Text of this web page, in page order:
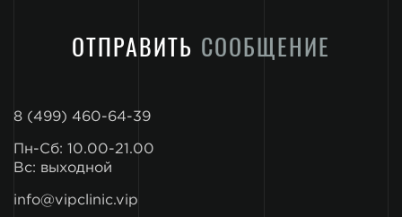
ОТПРАВИТЬ СООБЩЕНИЕ
8 (499) 460-64-39
Пн-Сб: 10.00-21.00
Вс: выходной
info@vipclinic.vip